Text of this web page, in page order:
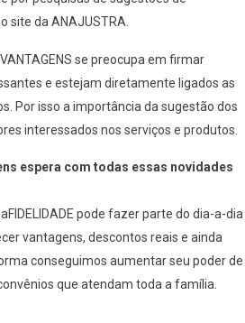
site da ANAJUSTRA.
se preocupa em firmar
e estejam diretamente ligados as
Por isso a importância da sugestão dos
interessados nos serviços e produtos.
espera com todas essas novidades
pode fazer parte do dia-a-dia
vantagens, descontos reais e ainda
conseguimos aumentar seu poder de
que atendam toda a família.